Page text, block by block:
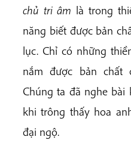
chủ tri âm là trong
năng biết được bản
lục. Chỉ có những
nắm được bản chất
Chúng ta đã nghe bài
khi trông thấy hoa
đại ngộ.